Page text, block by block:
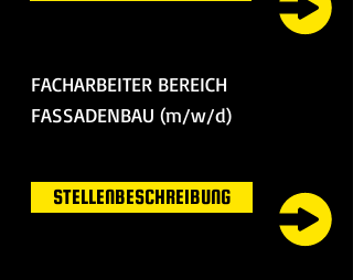
FACHARBEITER BEREICH
FASSADENBAU (m/w/d)
STELLENBESCHREIBUNG